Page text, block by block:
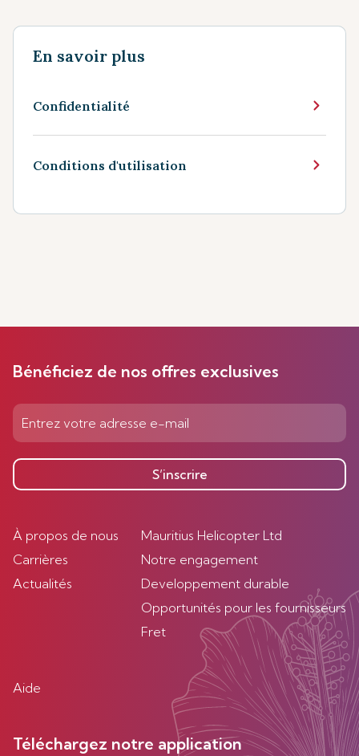
En savoir plus
Confidentialité
Conditions d'utilisation
Bénéficiez de nos offres exclusives
S’inscrire
À propos de nous
Carrières
Actualités
Mauritius Helicopter Ltd
Notre engagement
Developpement durable
Opportunités pour les fournisseurs
Fret
Aide
Téléchargez notre application